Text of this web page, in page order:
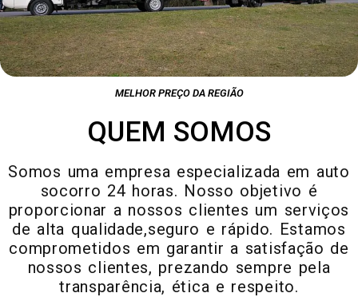
MELHOR PREÇO DA REGIÃO
QUEM SOMOS
Somos uma empresa especializada em auto
socorro 24 horas. Nosso objetivo é
proporcionar a nossos clientes um serviços
de alta qualidade,seguro e rápido. Estamos
comprometidos em garantir a satisfação de
nossos clientes, prezando sempre pela
transparência, ética e respeito.